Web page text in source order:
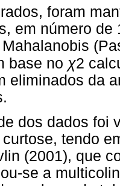
foram
em número
base no χ2
eliminados da
dos dados foi
tendo
(2001), que
se a